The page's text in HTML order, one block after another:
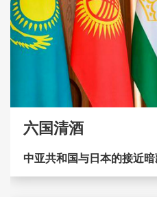
六国清酒
中亚共和国与日本的接近